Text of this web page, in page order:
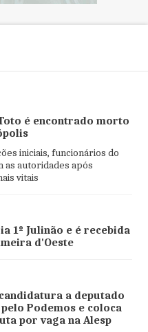
é encontrado morto
iniciais, funcionários do
as autoridades após
vitais
1º Julinão e é recebida
d'Oeste
a deputado
Podemos e coloca
por vaga na Alesp